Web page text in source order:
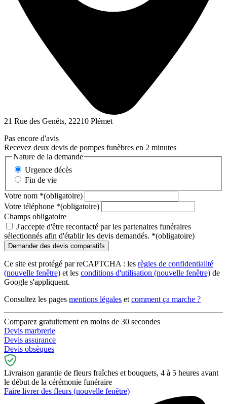
21 Rue des Genêts, 22210 Plémet
Pas encore d'avis
Recevez deux devis de pompes funèbres en 2 minutes
Nature de la demande
Urgence décès
Fin de vie
Votre nom *(obligatoire)
Votre téléphone *(obligatoire)
Champs obligatoire
J'accepte d'être recontacté par les partenaires funéraires
sélectionnés afin d'établir les devis demandés. *(obligatoire)
Ce site est protégé par reCAPTCHA : les règles de confidentialité
(nouvelle fenêtre) et les conditions d'utilisation (nouvelle fenêtre) de
Google s'appliquent.
Consultez les pages mentions légales et comment ça marche ?
Comparez gratuitement en moins de 30 secondes
Devis marbrerie
Devis assurance
Devis obsèques
Livraison garantie de fleurs fraîches et bouquets, 4 à 5 heures avant
le début de la cérémonie funéraire
Faire livrer des fleurs (nouvelle fenêtre)